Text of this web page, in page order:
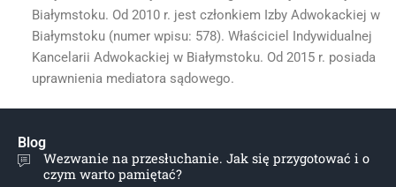
Białymstoku. Od 2010 r. jest członkiem Izby Adwokackiej w
Białymstoku (numer wpisu: 578). Właściciel Indywidualnej
Kancelarii Adwokackiej w Białymstoku. Od 2015 r. posiada
uprawnienia mediatora sądowego.
Blog
Wezwanie na przesłuchanie. Jak się przygotować i o
czym warto pamiętać?